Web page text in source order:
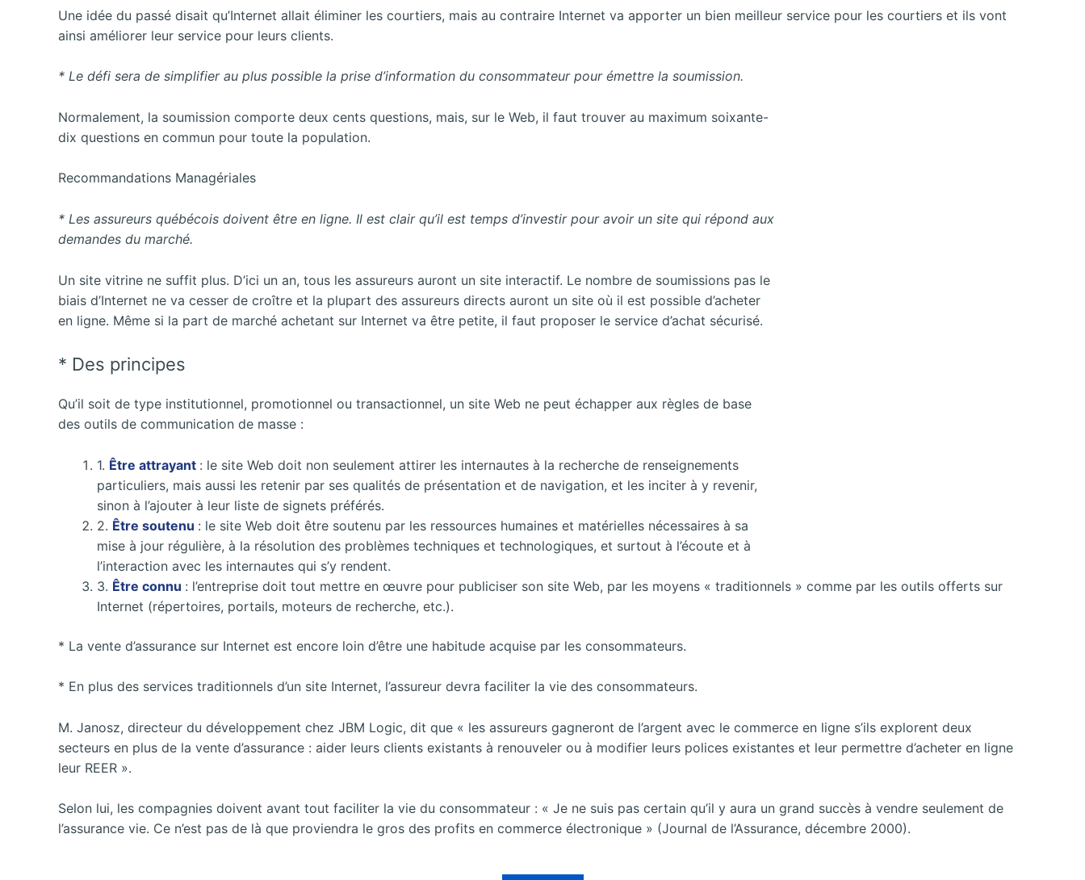
Une idée du passé disait qu’Internet allait éliminer les courtiers, mais au contraire Internet va apporter un bien meilleur service pour les courtiers et ils vont
ainsi améliorer leur service pour leurs clients.
* Le défi sera de simplifier au plus possible la prise d’information du consommateur pour émettre la soumission.
Normalement, la soumission comporte deux cents questions, mais, sur le Web, il faut trouver au maximum soixante-
dix questions en commun pour toute la population.
Recommandations Managériales
* Les assureurs québécois doivent être en ligne. Il est clair qu’il est temps d’investir pour avoir un site qui répond aux
demandes du marché.
Un site vitrine ne suffit plus. D’ici un an, tous les assureurs auront un site interactif. Le nombre de soumissions pas le
biais d’Internet ne va cesser de croître et la plupart des assureurs directs auront un site où il est possible d’acheter
en ligne. Même si la part de marché achetant sur Internet va être petite, il faut proposer le service d’achat sécurisé.
* Des principes
Qu’il soit de type institutionnel, promotionnel ou transactionnel, un site Web ne peut échapper aux règles de base
des outils de communication de masse :
1. Être attrayant : le site Web doit non seulement attirer les internautes à la recherche de renseignements
particuliers, mais aussi les retenir par ses qualités de présentation et de navigation, et les inciter à y revenir,
sinon à l’ajouter à leur liste de signets préférés.
2. Être soutenu : le site Web doit être soutenu par les ressources humaines et matérielles nécessaires à sa
mise à jour régulière, à la résolution des problèmes techniques et technologiques, et surtout à l’écoute et à
l’interaction avec les internautes qui s’y rendent.
3. Être connu : l’entreprise doit tout mettre en œuvre pour publiciser son site Web, par les moyens « traditionnels » comme par les outils offerts sur
Internet (répertoires, portails, moteurs de recherche, etc.).
* La vente d’assurance sur Internet est encore loin d’être une habitude acquise par les consommateurs.
* En plus des services traditionnels d’un site Internet, l’assureur devra faciliter la vie des consommateurs.
M. Janosz, directeur du développement chez JBM Logic, dit que « les assureurs gagneront de l’argent avec le commerce en ligne s’ils explorent deux
secteurs en plus de la vente d’assurance : aider leurs clients existants à renouveler ou à modifier leurs polices existantes et leur permettre d’acheter en ligne
leur REER ».
Selon lui, les compagnies doivent avant tout faciliter la vie du consommateur : « Je ne suis pas certain qu’il y aura un grand succès à vendre seulement de
l’assurance vie. Ce n’est pas de là que proviendra le gros des profits en commerce électronique » (Journal de l’Assurance, décembre 2000).